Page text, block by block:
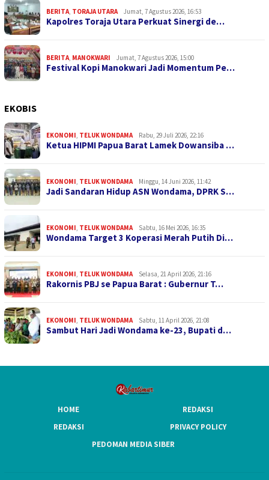
BERITA, TORAJA UTARA Jumat, 7 Agustus 2026, 16:53
Kapolres Toraja Utara Perkuat Sinergi de…
BERITA, MANOKWARI Jumat, 7 Agustus 2026, 15:00
Festival Kopi Manokwari Jadi Momentum Pe…
EKOBIS
EKONOMI, TELUK WONDAMA Rabu, 29 Juli 2026, 22:16
Ketua HIPMI Papua Barat Lamek Dowansiba …
EKONOMI, TELUK WONDAMA Minggu, 14 Juni 2026, 11:42
Jadi Sandaran Hidup ASN Wondama, DPRK S…
EKONOMI, TELUK WONDAMA Sabtu, 16 Mei 2026, 16:35
Wondama Target 3 Koperasi Merah Putih Di…
EKONOMI, TELUK WONDAMA Selasa, 21 April 2026, 21:16
Rakornis PBJ se Papua Barat : Gubernur T…
EKONOMI, TELUK WONDAMA Sabtu, 11 April 2026, 21:08
Sambut Hari Jadi Wondama ke-23, Bupati d…
HOME
REDAKSI
REDAKSI
PRIVACY POLICY
PEDOMAN MEDIA SIBER